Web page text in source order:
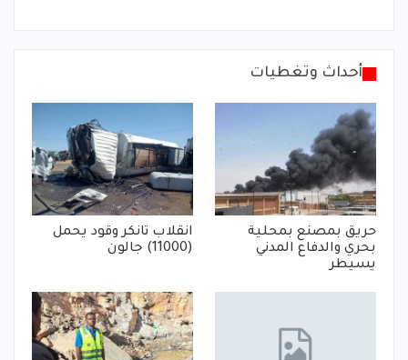
أحداث وتغطيات
حريق بمصنع بمحلية
بحري والدفاع المدني
يسيطر
انقلاب تانكر وقود يحمل
(11000) جالون